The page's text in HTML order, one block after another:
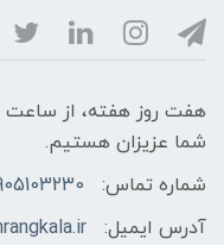
شما عزیزان هستیم.
شماره تماس:
آدرس ایمیل: